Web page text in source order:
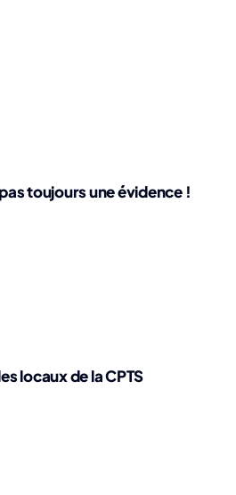
toujours une évidence !
locaux de la CPTS